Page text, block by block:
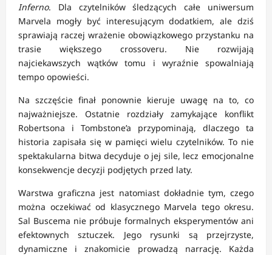
Inferno. Dla czytelników śledzących całe uniwersum
Marvela mogły być interesującym dodatkiem, ale dziś
sprawiają raczej wrażenie obowiązkowego przystanku na
trasie większego crossoveru. Nie rozwijają
najciekawszych wątków tomu i wyraźnie spowalniają
tempo opowieści.
Na szczęście finał ponownie kieruje uwagę na to, co
najważniejsze. Ostatnie rozdziały zamykające konflikt
Robertsona i Tombstone’a przypominają, dlaczego ta
historia zapisała się w pamięci wielu czytelników. To nie
spektakularna bitwa decyduje o jej sile, lecz emocjonalne
konsekwencje decyzji podjętych przed laty.
Warstwa graficzna jest natomiast dokładnie tym, czego
można oczekiwać od klasycznego Marvela tego okresu.
Sal Buscema nie próbuje formalnych eksperymentów ani
efektownych sztuczek. Jego rysunki są przejrzyste,
dynamiczne i znakomicie prowadzą narrację. Każda